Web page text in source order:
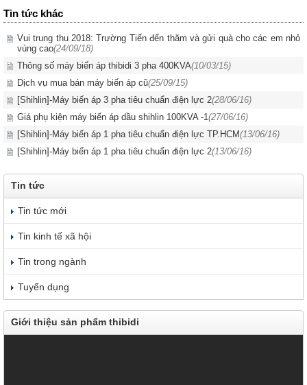
Tin tức khác
Vui trung thu 2018: Trường Tiến đến thăm và gửi quà cho các em nhỏ
vùng cao(24/09/18)
Thông số máy biến áp thibidi 3 pha 400KVA(10/03/15)
Dịch vụ mua bán máy biến áp cũ(25/09/15)
[Shihlin]-Máy biến áp 3 pha tiêu chuẩn điện lực 2(28/06/16)
Giá phụ kiện máy biến áp dầu shihlin 100KVA -1(27/06/16)
[Shihlin]-Máy biến áp 1 pha tiêu chuẩn điện lực TP.HCM(13/06/16)
[Shihlin]-Máy biến áp 1 pha tiêu chuẩn điện lực 2(13/06/16)
Tin tức
Tin tức mới
Tin kinh tế xã hội
Tin trong ngành
Tuyển dụng
Giới thiệu sản phẩm thibidi